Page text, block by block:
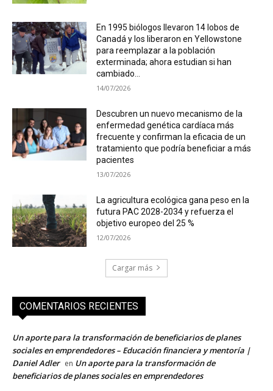
En 1995 biólogos llevaron 14 lobos de
Canadá y los liberaron en Yellowstone
para reemplazar a la población
exterminada; ahora estudian si han
cambiado...
14/07/2026
Descubren un nuevo mecanismo de la
enfermedad genética cardíaca más
frecuente y confirman la eficacia de un
tratamiento que podría beneficiar a más
pacientes
13/07/2026
La agricultura ecológica gana peso en la
futura PAC 2028-2034 y refuerza el
objetivo europeo del 25 %
12/07/2026
Cargar más
COMENTARIOS RECIENTES
Un aporte para la transformación de beneficiarios de planes
sociales en emprendedores – Educación financiera y mentoría |
Daniel Adler en Un aporte para la transformación de
beneficiarios de planes sociales en emprendedores